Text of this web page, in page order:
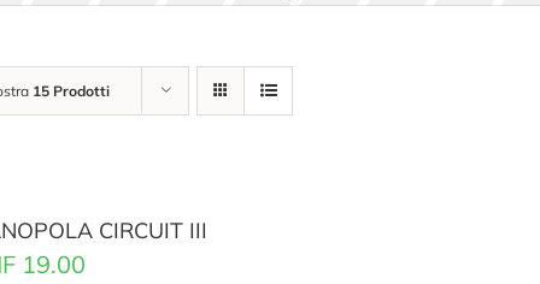
15 Prodotti
CIRCUIT III
19.00